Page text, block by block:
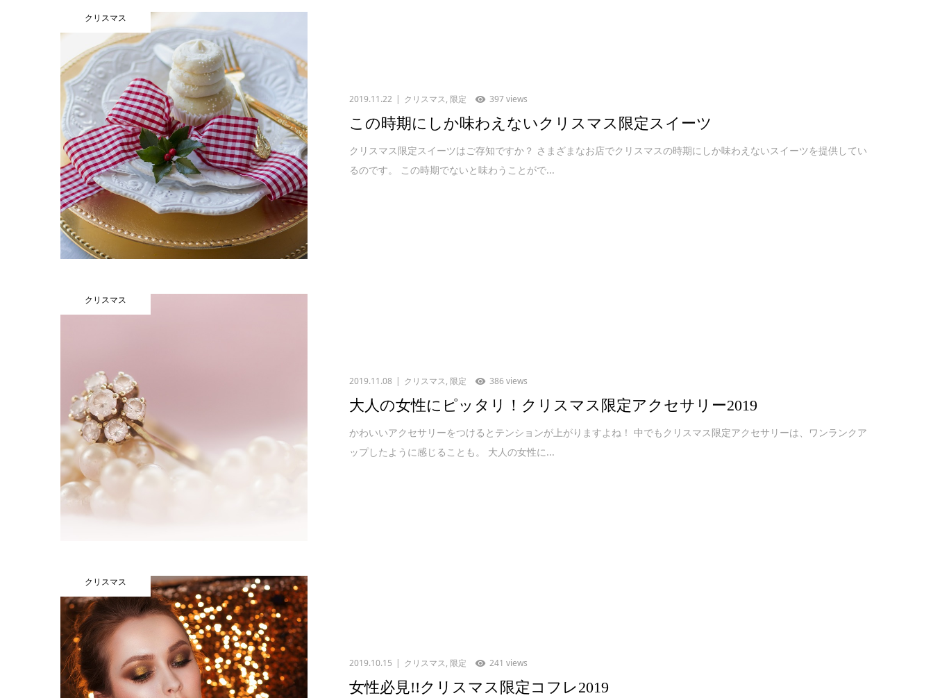
クリスマス
2019.11.22 クリスマス, 限定 397 views
この時期にしか味わえないクリスマス限定スイーツ
クリスマス限定スイーツはご存知ですか？ さまざまなお店でクリスマスの時期にしか味わえないスイーツを提供してい
るのです。 この時期でないと味わうことがで...
クリスマス
2019.11.08 クリスマス, 限定 386 views
大人の女性にピッタリ！クリスマス限定アクセサリー2019
かわいいアクセサリーをつけるとテンションが上がりますよね！ 中でもクリスマス限定アクセサリーは、ワンランクア
ップしたように感じることも。 大人の女性に...
クリスマス
2019.10.15 クリスマス, 限定 241 views
女性必見!!クリスマス限定コフレ2019